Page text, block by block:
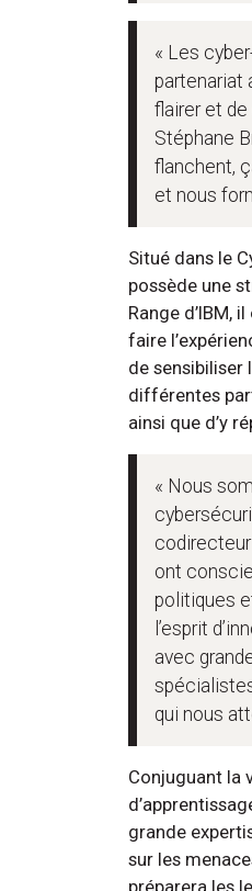
« Les
partenariat
flairer et
Stéphane
flanchent,
et nous
Situé dans le
possède une
Range
faire
de sensibiliser
différentes
ainsi que d’y
« Nous
ont
politiques
l’esprit
avec
qui nous
Conjuguant la
grande
sur les
préparera les